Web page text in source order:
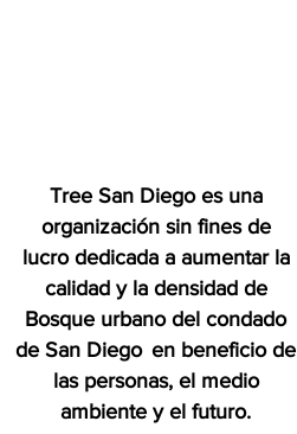
Tree San Diego es una
organización sin fines de
lucro dedicada a aumentar la
calidad y la densidad de
Bosque urbano del condado
de San Diego en beneficio de
las personas, el medio
ambiente y el futuro.